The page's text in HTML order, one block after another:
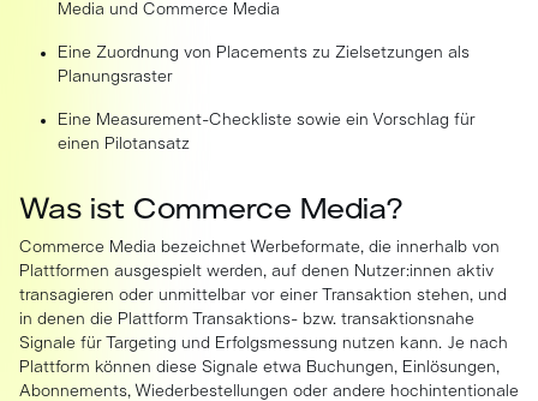
Media und Commerce Media
Eine Zuordnung von Placements zu Zielsetzungen als
Planungsraster
Eine Measurement-Checkliste sowie ein Vorschlag für
einen Pilotansatz
Was ist Commerce Media?
Commerce Media bezeichnet Werbeformate, die innerhalb von
Plattformen ausgespielt werden, auf denen Nutzer:innen aktiv
transagieren oder unmittelbar vor einer Transaktion stehen, und
in denen die Plattform Transaktions- bzw. transaktionsnahe
Signale für Targeting und Erfolgsmessung nutzen kann. Je nach
Plattform können diese Signale etwa Buchungen, Einlösungen,
Abonnements, Wiederbestellungen oder andere hochintentionale